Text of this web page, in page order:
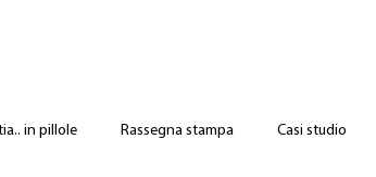
in pillole Rassegna stampa Casi studio